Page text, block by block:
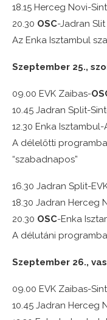
18.15 Herceg Novi-
20.30 OSC-Jadran Slit
Az Enka Isztambul
Szeptember 25.,
09.00 EVK Zaibas-
10.45 Jadran Split-
12.30 Enka
A délelőtti
“szabadnapos”
16.30 Jadran Split-
18.30 Jadran Herceg
20.30 OSC-Enka
A délutáni
Szeptember 26.,
09.00 EVK Zaibas-
10.45 Jadran Herceg